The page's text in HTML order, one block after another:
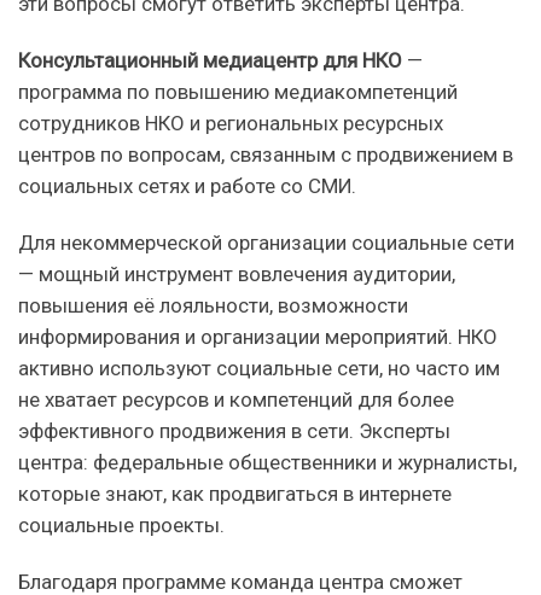
Консультационный медиацентр для НКО —
программа по повышению медиакомпетенций
сотрудников НКО и региональных ресурсных
центров по вопросам, связанным с продвижением в
социальных сетях и работе со СМИ.
Для некоммерческой организации социальные сети
— мощный инструмент вовлечения аудитории,
повышения её лояльности, возможности
информирования и организации мероприятий. НКО
активно используют социальные сети, но часто им
не хватает ресурсов и компетенций для более
эффективного продвижения в сети. Эксперты
центра: федеральные общественники и журналисты,
которые знают, как продвигаться в интернете
социальные проекты.
Благодаря программе команда центра сможет